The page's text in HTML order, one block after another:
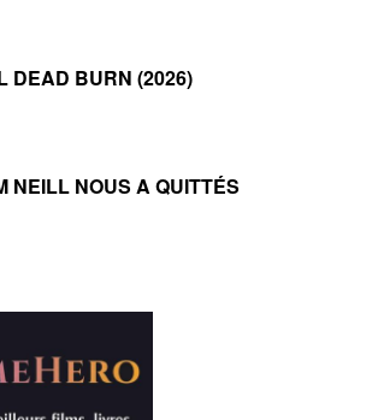
DEAD BURN (2026)
NEILL NOUS A QUITTÉS